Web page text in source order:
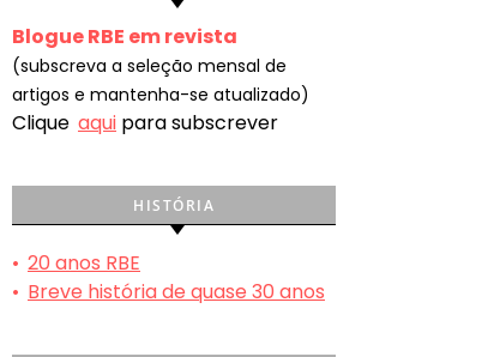
Blogue RBE em revista
(subscreva a seleção mensal de
artigos e mantenha-se atualizado)
Clique aqui para subscrever
HISTÓRIA
• 20 anos RBE
• Breve história de quase 30 anos